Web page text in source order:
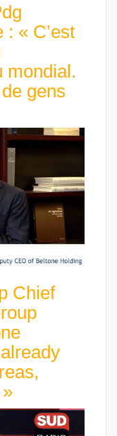
« C’est
mondial.
gens
Chief